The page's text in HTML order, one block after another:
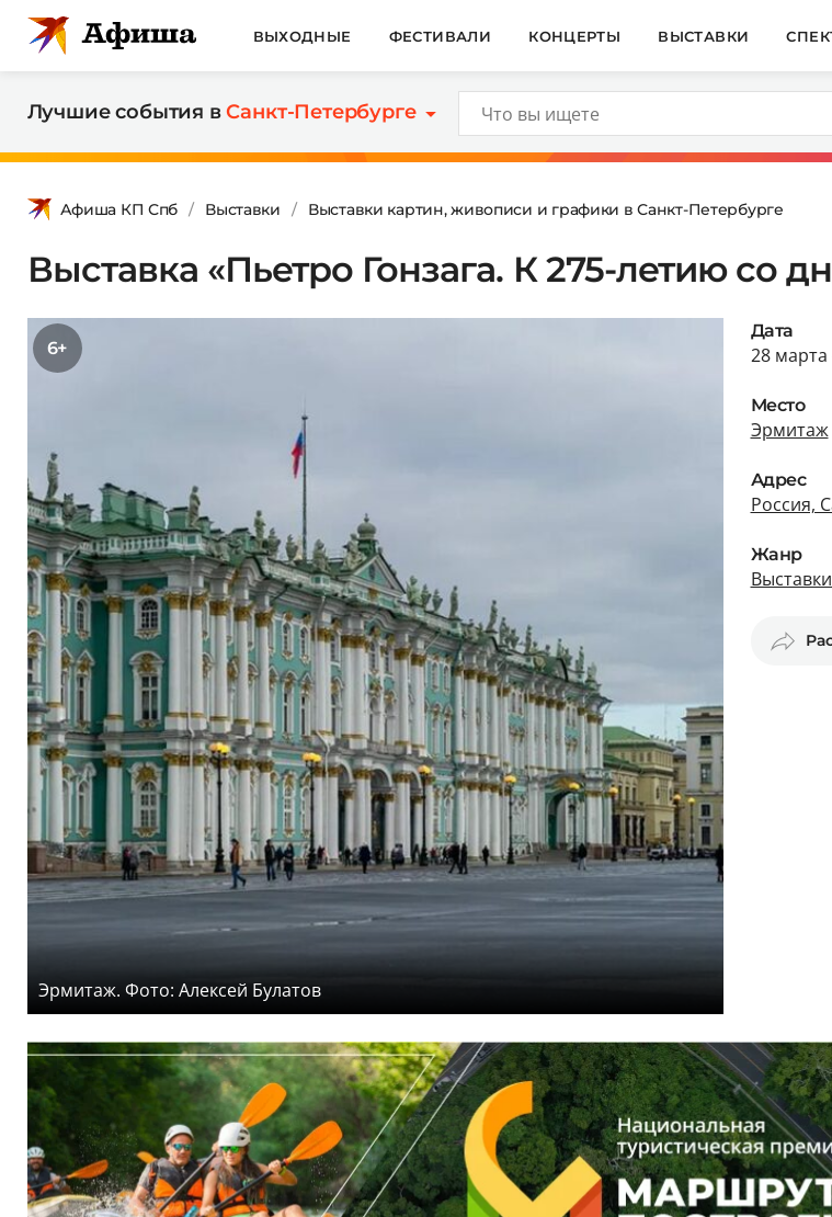
ВЫХОДНЫЕ ФЕСТИВАЛИ КОНЦЕРТЫ ВЫСТАВКИ
Лучшие события вСанкт-Петербурге
Афиша КП Спб Выставки Выставки картин, живописи и графики в Санкт-Петербурге
Выставка «Пьетро Гонзага. К 275-летию со
6+
Эрмитаж. Фото: Алексей Булатов
Дата
28 марта
Место
Эрмитаж
Адрес
Россия,
Жанр